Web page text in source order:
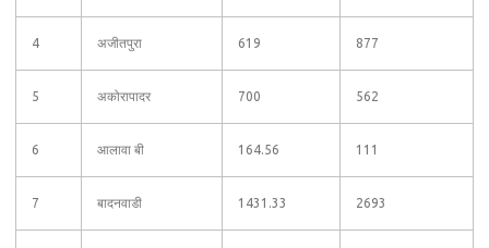
4 अजीतपुरा 619 877
5 अकोरापादर 700 562
6 आलावा बी 164.56 111
7 बादनवाडी 1431.33 2693